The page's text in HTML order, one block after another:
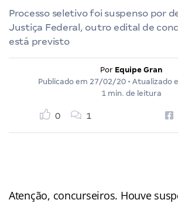
Processo seletivo foi suspenso por
Justiça Federal, outro edital de
está previsto
Por Equipe Gran
Publicado em 27/02/20 • Atualizado
1 min. de leitura
0 1
Atenção, concurseiros. Houve